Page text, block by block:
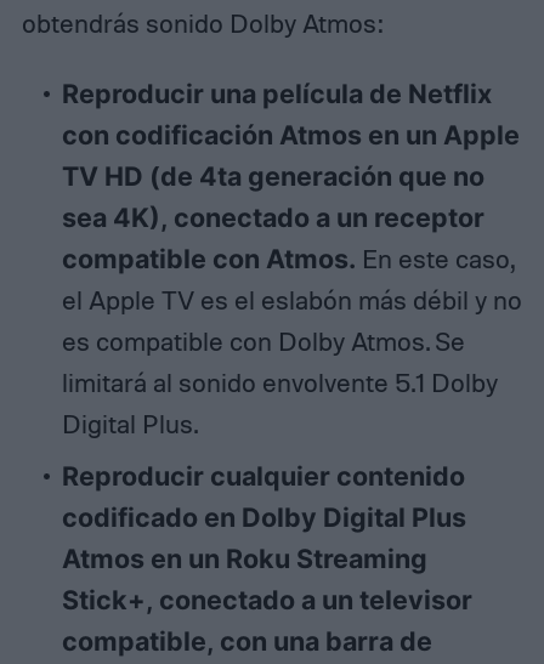
obtendrás sonido Dolby Atmos:
Reproducir una película de Netflix
con codificación Atmos en un Apple
TV HD (de 4ta generación que no
sea 4K), conectado a un receptor
compatible con Atmos. En este caso,
el Apple TV es el eslabón más débil y no
es compatible con Dolby Atmos. Se
limitará al sonido envolvente 5.1 Dolby
Digital Plus.
Reproducir cualquier contenido
codificado en Dolby Digital Plus
Atmos en un Roku Streaming
Stick+, conectado a un televisor
compatible, con una barra de